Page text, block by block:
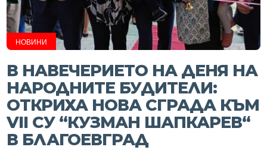
НОВИНИ
В НАВЕЧЕРИЕТО НА ДЕНЯ НА
НАРОДНИТЕ БУДИТЕЛИ:
ОТКРИХА НОВА СГРАДА КЪМ
VII СУ “КУЗМАН ШАПКАРЕВ“
В БЛАГОЕВГРАД